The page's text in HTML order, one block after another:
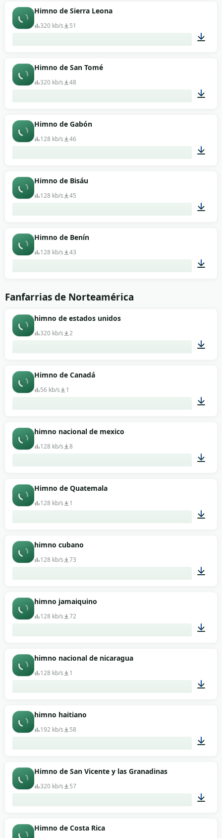
Himno de Sierra Leona
320 kb/s 51
Himno de San Tomé
320 kb/s 48
Himno de Gabón
128 kb/s 46
Himno de Bisáu
128 kb/s 45
Himno de Benín
128 kb/s 43
Fanfarrias de Norteamérica
himno de estados unidos
320 kb/s 2
Himno de Canadá
56 kb/s 1
himno nacional de mexico
128 kb/s 8
Himno de Quatemala
128 kb/s 1
himno cubano
128 kb/s 73
himno jamaiquino
128 kb/s 72
himno nacional de nicaragua
128 kb/s 1
himno haitiano
192 kb/s 58
Himno de San Vicente y las Granadinas
320 kb/s 57
Himno de Costa Rica